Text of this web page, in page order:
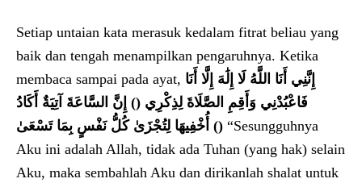
Setiap untaian kata merasuk kedalam fitrat beliau yang
baik dan tengah menampilkan pengaruhnya. Ketika
membaca sampai pada ayat, إِنَّنِي أَنَا اللَّهُ لَا إِلَٰهَ إِلَّا أَنَا
فَاعْبُدْنِي وَأَقِمِ الصَّلَاةَ لِذِكْرِي () إِنَّ السَّاعَةَ آتِيَةٌ أَكَادُ
أُخْفِيهَا لِتُجْزَىٰ كُلُّ نَفْسٍ بِمَا تَسْعَىٰ () “Sesungguhnya
Aku ini adalah Allah, tidak ada Tuhan (yang hak) selain
Aku, maka sembahlah Aku dan dirikanlah shalat untuk